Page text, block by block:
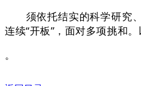
须依托结实的科学研究、
连续“开板”，面对多项挑和
。